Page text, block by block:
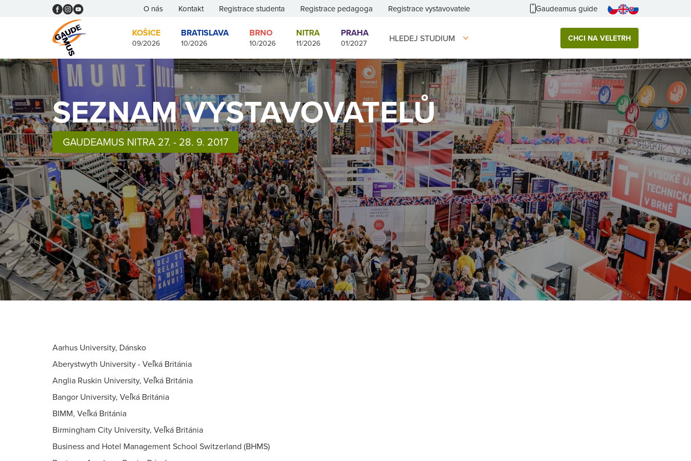
O nás Kontakt Registrace studenta Registrace pedagoga Registrace vystavovatele Gaudeamus guide
KOŠICE
09/2026
BRATISLAVA
10/2026
BRNO
10/2026
NITRA
11/2026
PRAHA
01/2027 HLEDEJ STUDIUM CHCI NA VELETRH
SEZNAM VYSTAVOVATELŮ
GAUDEAMUS NITRA 27. - 28. 9. 2017
Aarhus University, Dánsko
Aberystwyth University - Veľká Británia
Anglia Ruskin University, Veľká Británia
Bangor University, Veľká Británia
BIMM, Veľká Británia
Birmingham City University, Veľká Británia
Business and Hotel Management School Switzerland (BHMS)